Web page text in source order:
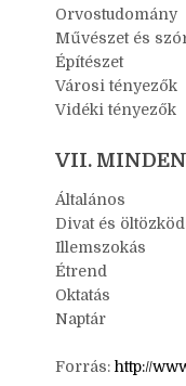
Orvostudomány
Művészet és
Építészet
Városi tényezők
Vidéki tényezők
VII.
Általános
Divat és
Illemszokás
Étrend
Oktatás
Naptár
Forrás: http://